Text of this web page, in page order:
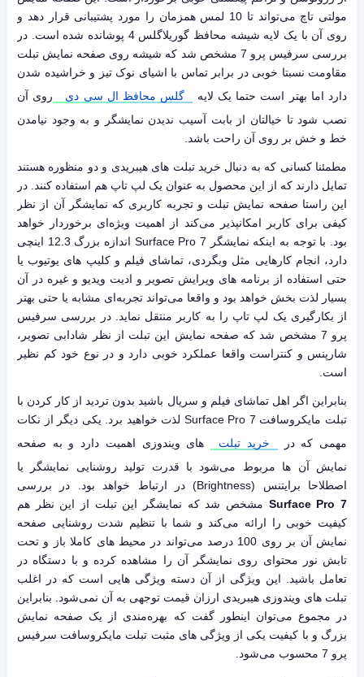
مولتی تاچ می‌تواند تا 10 لمس همزمان را مورد پشتیبانی قرار دهد و
روی آن با یک لایه شیشه محافظ گوریلاگلس 4 پوشانده شده است. در
بررسی سرفیس پرو 7 مشخص شد که شیشه روی صفحه نمایش تبلت
مقاومت نسبتا خوبی در برابر تماس با اشیای نوک تیز و خراشیده شدن
دارد اما بهتر است حتما یک لایه
گلس محافظ ال سی دی
روی آن
نصب شود تا خیالتان از بابت آسیب ندیدن نمایشگر و به وجود نیامدن
خط و خش بر روی آن راحت باشد.
مطمئنا کسانی که به دنبال خرید تبلت های هیبریدی و دو منظوره هستند
تمایل دارند که از این محصول به عنوان یک لپ تاپ هم استفاده کنند. در
این راستا صفحه نمایش تبلت و تجربه کاربری که نمایشگر آن از نظر
کیفی برای کاربر امکانپذیر می‌کند از اهمیت ویژه‌ای برخوردار خواهد
بود. با توجه به اینکه نمایشگر Surface Pro 7 اندازه بزرگ 12.3 اینچی
دارد، انجام کارهایی مثل وبگردی، تماشای فیلم و کلیپ های یوتیوب یا
حتی استفاده از برنامه های ویرایش تصویر و ادیت ویدیو و غیره در آن
بسیار لذت بخش خواهد بود و واقعا می‌تواند تجربه‌ای مشابه یا حتی بهتر
از بکارگیری یک لپ تاپ را به کاربر منتقل نماید. در بررسی سرفیس
پرو 7 مشخص شد که صفحه نمایش این تبلت از نظر شادابی تصویر،
شارپنس و کنتراست واقعا عملکرد خوبی دارد و در نوع خود کم نظیر‌
است.
بنابراین اگر اهل تماشای فیلم و سریال باشید بدون تردید از کار کردن با
تبلت مایکروسافت Surface Pro 7 لذت خواهید برد. یکی دیگر از نکات
مهمی که در
خرید تبلت
های ویندوزی اهمیت دارد و به صفحه
نمایش آن ها مربوط می‌شود با قدرت تولید روشنایی نمایشگر یا
اصطلاحا برایتنس (Brightness) در ارتباط خواهد بود. در بررسی
Surface Pro 7 مشخص شد که نمایشگر این تبلت از این نظر هم
کیفیت خوبی را ارائه می‌کند و شما با تنظیم شدت روشنایی صفحه
نمایش آن بر روی 100 درصد می‌تواند در محیط های کاملا باز و تحت
تابش نور محتوای روی نمایشگر آن را مشاهده کرده و با دستگاه در
تعامل باشید. این ویژگی از آن دسته ویژگی هایی است که در اغلب
تبلت های ویندوزی هیبریدی ارزان قیمت توجهی به آن نمی‌شود. بنابراین
در مجموع می‌توان اینطور گفت که بهره‌مندی از یک صفحه نمایش
بزرگ و با کیفیت یکی از ویژگی های مثبت تبلت مایکروسافت سرفیس
پرو 7 محسوب می‌شود.